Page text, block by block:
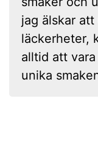
jag älskar
läckerheter,
alltid att
unika